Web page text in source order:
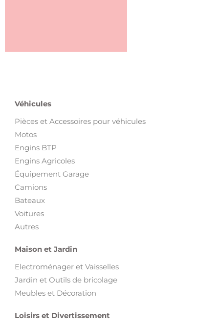
Véhicules
Pièces et Accessoires pour véhicules
Motos
Engins BTP
Engins Agricoles
Équipement Garage
Camions
Bateaux
Voitures
Autres
Maison et Jardin
Electroménager et Vaisselles
Jardin et Outils de bricolage
Meubles et Décoration
Loisirs et Divertissement